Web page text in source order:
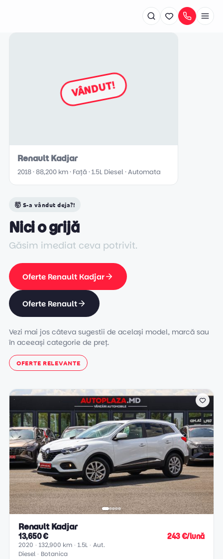
+373 79 700 509
Botanica
VÂNDUT!
Renault Kadjar
2018 · 88,200 km · Față · 1.5L Diesel · Automata
🤯 S-a vândut deja?!
Nici o grijă
Găsim imediat ceva potrivit.
Oferte Renault Kadjar
Oferte Renault
Vezi mai jos câteva sugestii de același model, marcă sau
în aceeași categorie de preț.
OFERTE RELEVANTE
Renault Kadjar
13,650 € 243 €/lună
2020 132,900 km 1.5L
Aut.
Diesel
Botanica